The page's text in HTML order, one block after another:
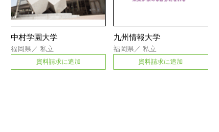
中村学園大学
福岡県 ／私立
資料請求に追加
九州情報大学
福岡県 ／私立
資料請求に追加